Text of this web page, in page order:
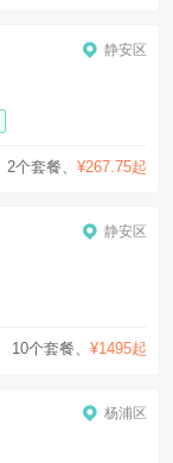
静安区
2个套餐 ¥267.75起
静安区
10个套餐 ¥1495起
杨浦区